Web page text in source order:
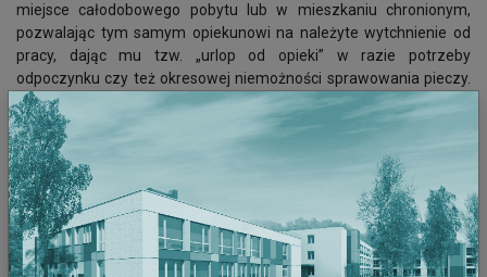
miejsce całodobowego pobytu lub w mieszkaniu chronionym,
pozwalając tym samym opiekunowi na należyte wytchnienie od
pracy, dając mu tzw. „urlop od opieki” w razie potrzeby
odpoczynku czy też okresowej niemożności sprawowania pieczy.
Co do zasady, rekomenduje się organizowanie opieki/pobytów 2-
tygodniowych, przy czym zgodnie z zasadą indywidualizacji
wsparcia, każdorazowo winna być rozpatrywana konkretna
sytuacja opiekuńcza. Z kolei Moduł trzeci pozwala opiekunowi na
skorzystanie zusług poradnictwa specjalistycznego(w tym
oczywiście psychologicznego i terapeutycznego) oraz z
możliwości nauki
w zakresie pielęgnacji, rehabilitacji i dietetyki
podopiecznego. W 2020 r. w ramach programu przysługuje: 240